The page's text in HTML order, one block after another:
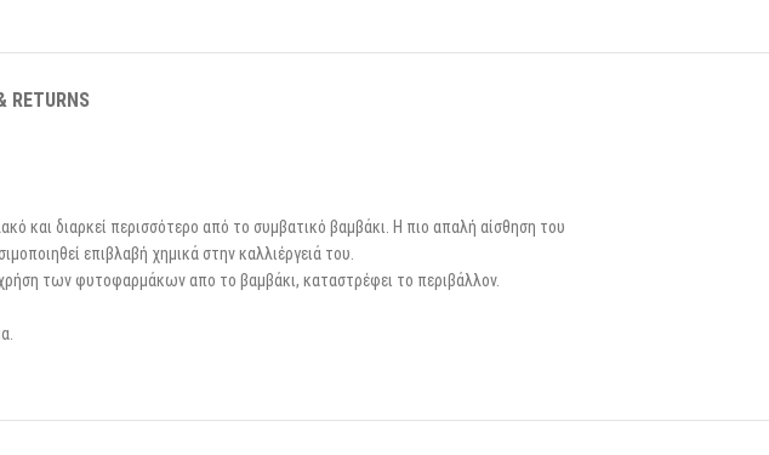
RETURNS
και διαρκεί περισσότερο από το συμβατικό βαμβάκι. Η πιο απαλή αίσθηση του
επιβλαβή χημικά στην καλλιέργειά του.
των φυτοφαρμάκων απο το βαμβάκι, καταστρέφει το περιβάλλον.